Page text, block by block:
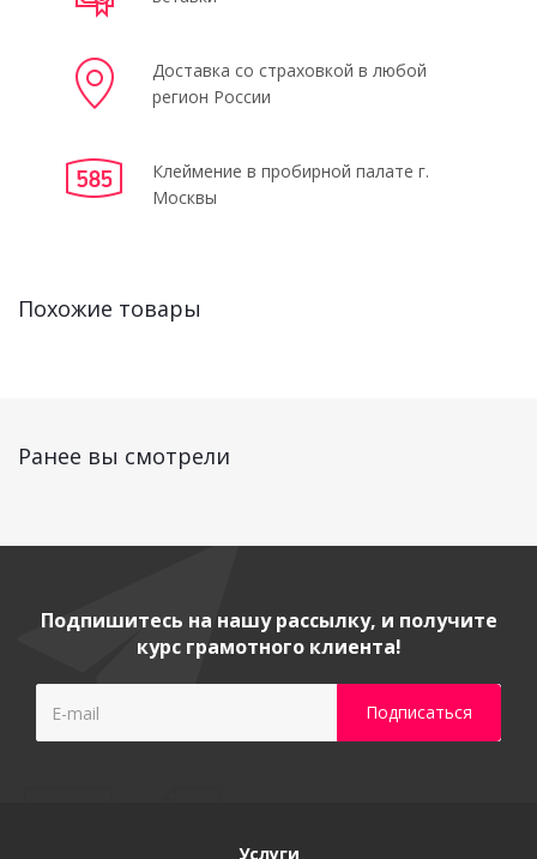
Доставка со страховкой в любой
регион России
Клеймение в пробирной палате г.
Москвы
Похожие товары
Ранее вы смотрели
Подпишитесь на нашу рассылку, и получите
курс грамотного клиента!
Услуги